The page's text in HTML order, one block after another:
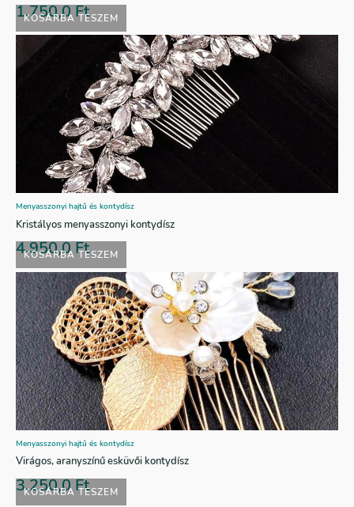
KOSÁRBA TESZEM
1.750,0Ft
KOSÁRBA TESZEM
Menyasszonyi hajtű és kontydísz
Kristályos menyasszonyi kontydísz
4.950,0Ft
KOSÁRBA TESZEM
Menyasszonyi hajtű és kontydísz
Virágos, aranyszínű esküvői kontydísz
3.250,0Ft